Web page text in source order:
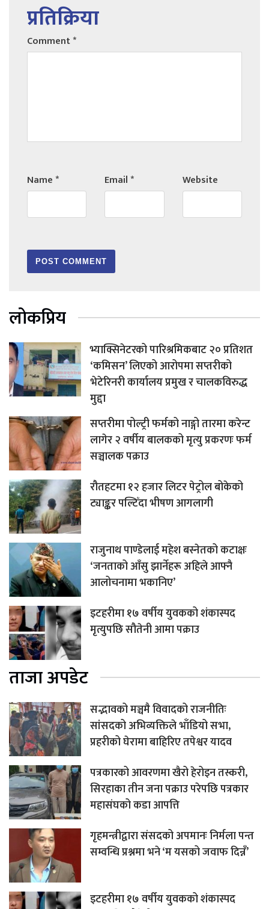
प्रतिक्रिया
Comment*
Name* Email* Website
लोकप्रिय
भ्याक्सिनेटरको पारिश्रमिकबाट २० प्रतिशत
‘कमिसन’ लिएको आरोपमा सप्तरीको
भेटेरिनरी कार्यालय प्रमुख र चालकविरुद्ध
मुद्दा
सप्तरीमा पोल्ट्री फर्मको नाङ्गो तारमा करेन्ट
लागेर २ वर्षीय बालकको मृत्यु प्रकरणः फर्म
सञ्चालक पक्राउ
रौतहटमा १२ हजार लिटर पेट्रोल बोकेको
ट्याङ्कर पल्टिँदा भीषण आगलागी
राजुनाथ पाण्डेलाई महेश बस्नेतको कटाक्षः
‘जनताको आँसु झार्नेहरू अहिले आफ्नै
आलोचनामा भकानिए’
इटहरीमा १७ वर्षीय युवकको शंकास्पद
मृत्युपछि सौतेनी आमा पक्राउ
ताजा अपडेट
सद्भावको मञ्चमै विवादको राजनीतिः
सांसदको अभिव्यक्तिले भाँडियो सभा,
प्रहरीको घेरामा बाहिरिए तपेश्वर यादव
पत्रकारको आवरणमा खैरो हेरोइन तस्करी,
सिरहाका तीन जना पक्राउ परेपछि पत्रकार
महासंघको कडा आपत्ति
गृहमन्त्रीद्वारा संसदको अपमानः निर्मला पन्त
सम्वन्धि प्रश्नमा भने ‘म यसको जवाफ दिन्नँ’
इटहरीमा १७ वर्षीय युवकको शंकास्पद